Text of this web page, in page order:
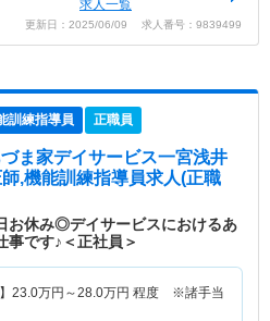
求人一覧
更新日：2025/06/09 求人番号：9839499
訓練指導員 正職員
ま家デイサービス一宮浅井
,機能訓練指導員求人(正職
お休み◎デイサービスにおけるあ
事です♪＜正社員＞
23.0万円～28.0万円 程度 ※諸手当